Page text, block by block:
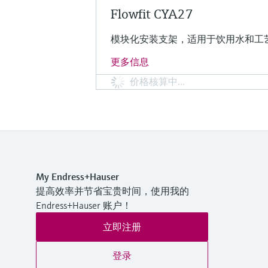
Flowfit CYA27
模块化安装支架，适用于饮用水和工
更多信息
价格核算中…
My Endress+Hauser
提高效率并节省宝贵时间，使用我的
Endress+Hauser 账户！
立即注册
登录